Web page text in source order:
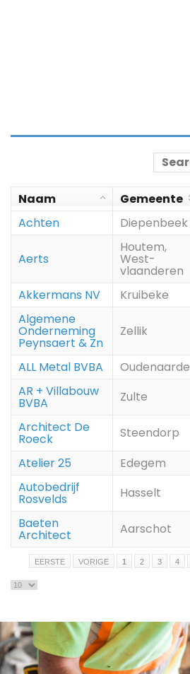
Naam Gemeente
Achten
Diepenbeek
Aerts
Houtem,
West-
vlaanderen
Akkermans NV Kruibeke
Algemene
Onderneming
Peynsaert & Zn
Zellik
ALL Metal BVBA Oudenaarde
AR + Villabouw
BVBA Zulte
Architect De
Roeck Steendorp
Atelier 25
Edegem
Autobedrijf
Rosvelds Hasselt
Baeten
Architect Aarschot
EERSTE VORIGE 1 2 3 4